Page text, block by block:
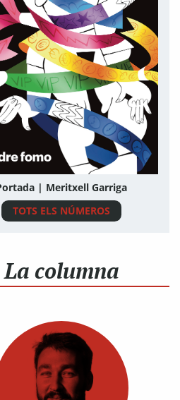
| Meritxell Garriga
TOTS ELS NÚMEROS
La columna